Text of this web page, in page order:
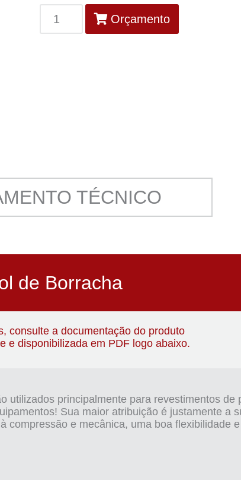
Orçamento
TÉCNICO
de Borracha
consulte a documentação do produto
e disponibilizada em PDF logo abaixo.
utilizados principalmente para revestimentos de
Sua maior atribuição é justamente a
compressão e mecânica, uma boa flexibilidade